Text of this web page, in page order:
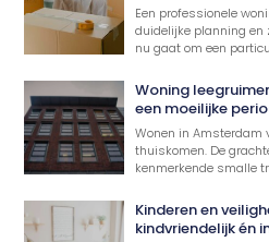
Een professionele
duidelijke planning en
nu gaat om een
Woning
een moeilijke
Wonen in Amsterdam
thuiskomen. De
kenmerkende smalle
Kinderen en
kindvriendelijk én